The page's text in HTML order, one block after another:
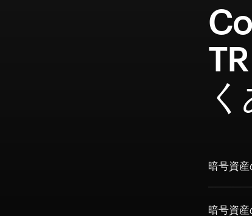
暗号資
暗号資